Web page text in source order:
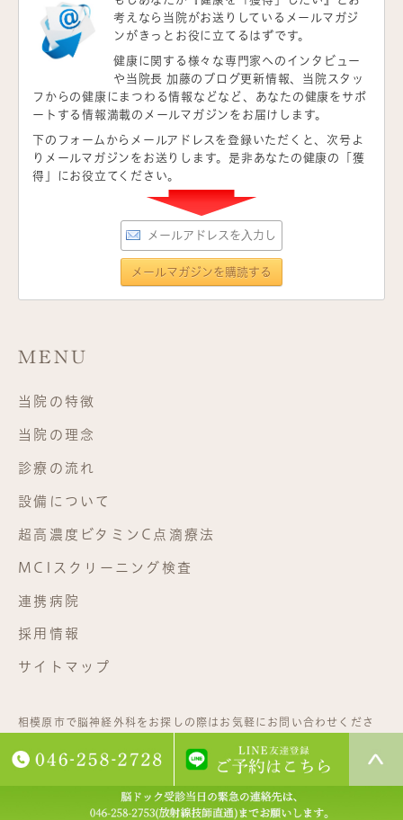
考えなら当院がお送りしているメールマガジ
ンがきっとお役に立てるはずです。
健康に関する様々な専門家へのインタビュー
や当院長 加藤のブログ更新情報、当院スタッ
フからの健康にまつわる情報などなど、あなたの健康をサポ
ートする情報満載のメールマガジンをお届けします。
下のフォームからメールアドレスを登録いただくと、次号よ
りメールマガジンをお送りします。是非あなたの健康の「獲
得」にお役立てください。
MENU
当院の特徴
当院の理念
診療の流れ
設備について
超高濃度ビタミンC点滴療法
MCIスクリーニング検査
連携病院
採用情報
サイトマップ
相模原市で脳神経外科をお探しの際はお気軽にお問い合わせくださ